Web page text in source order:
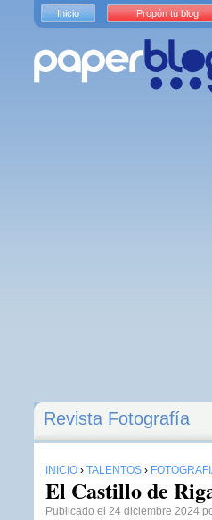
Revista Fotografía
INICIO › TALENTOS ›
El Castillo de
Publicado el 24 diciembre 2024
Inicio Propón tu blog